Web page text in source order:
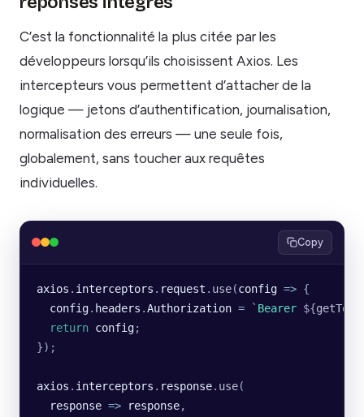
C’est la fonctionnalité la plus citée par les
développeurs lorsqu’ils choisissent Axios. Les
intercepteurs vous permettent d’attacher de la
logique — jetons d’authentification, journalisation,
normalisation des erreurs — une seule fois,
globalement, sans toucher aux requêtes
individuelles.
Copy
axios . interceptors . request . use(config => {
  config
. headers .Authorization = ` Bearer ${
  return
config;
});
axios . interceptors . response. use(
  response
=> response,